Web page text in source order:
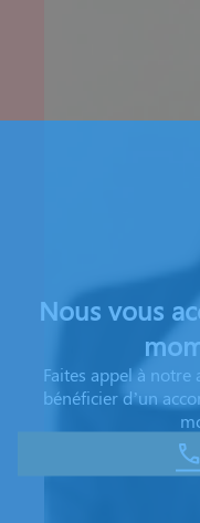
Nous vous
Faites appel à
bénéficier d’un